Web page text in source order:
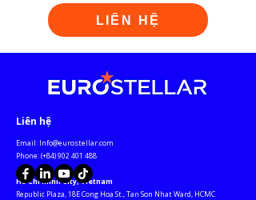
LIÊN HỆ
​Liên hệ
Email: Info@eurostellar.com
​​​Phone: (+84)902 401 488
Ho Chi Minh City, Vietnam
​Republic Plaza, 18E Cong Hoa St., Tan Son Nhat Ward, HCMC​